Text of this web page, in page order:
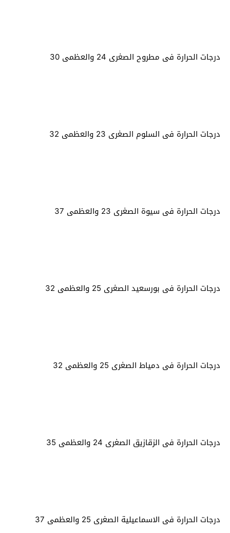
درجات الحرارة فى مطروح الصغرى 24 والعظمى 30
درجات الحرارة فى السلوم الصغرى 23 والعظمى 32
درجات الحرارة فى سيوة الصغرى 23 والعظمى 37
درجات الحرارة فى بورسعيد الصغرى 25 والعظمى 32
درجات الحرارة فى دمياط الصغرى 25 والعظمى 32
درجات الحرارة فى الزقازيق الصغرى 24 والعظمى 35
درجات الحرارة فى الاسماعيلية الصغرى 25 والعظمى 37